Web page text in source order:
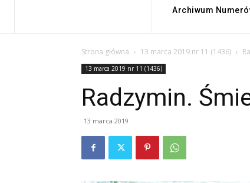
Archiwum
Strona główna 13 marca 2019 nr 11 (1436)
13 marca 2019 nr 11 (1436)
Radzymin.
13 marca 2019